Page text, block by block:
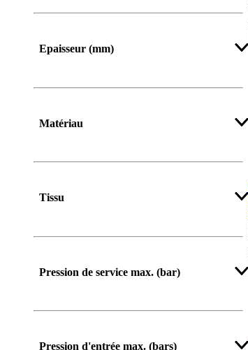
Epaisseur (mm)
Matériau
Tissu
Pression de service max. (bar)
Pression d'entrée max. (bars)